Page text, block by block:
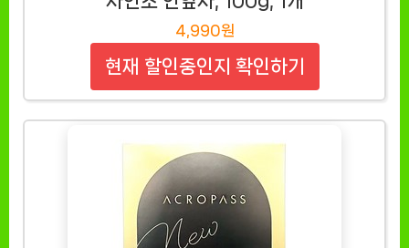
4,990원
현재 할인중인지 확인하기